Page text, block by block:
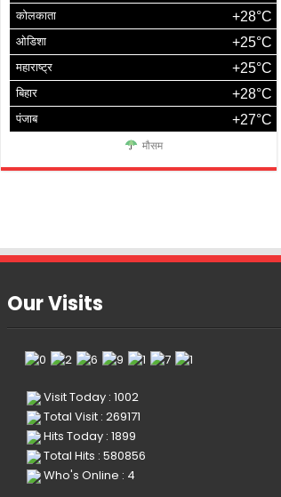
कोलकाता +28°C
ओडिशा +25°C
महाराष्ट्र +25°C
बिहार +28°C
पंजाब +27°C
मौसम
Our Visits
Visit Today : 1002
Total Visit : 269171
Hits Today : 1899
Total Hits : 580856
Who's Online : 4